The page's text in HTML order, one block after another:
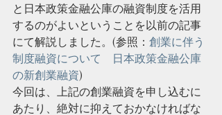
と日本政策金融公庫の融資制度を活用
するのがよいということを以前の記事
にて解説しました。(参照： 創業に伴う
制度融資について
日本政策金融公庫
の新創業融資)
今回は、上記の創業融資を申し込むに
あたり、絶対に抑えておかなければな